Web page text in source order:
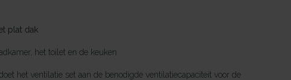
plat dak
het toilet en de keuken
het ventilatie set aan de benodigde ventilatiecapaciteit voor de